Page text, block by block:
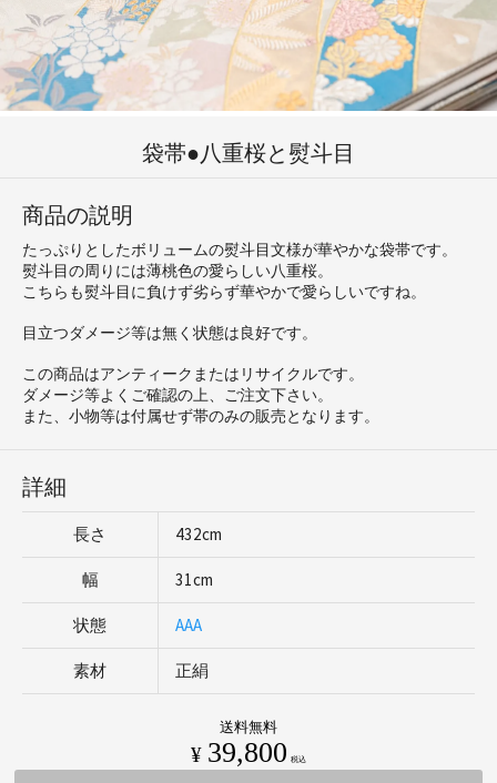
袋帯●八重桜と熨斗目
商品の説明
たっぷりとしたボリュームの熨斗目文様が華やかな袋帯です。
熨斗目の周りには薄桃色の愛らしい八重桜。
こちらも熨斗目に負けず劣らず華やかで愛らしいですね。
目立つダメージ等は無く状態は良好です。
この商品はアンティークまたはリサイクルです。
ダメージ等よくご確認の上、ご注文下さい。
また、小物等は付属せず帯のみの販売となります。
詳細
長さ 432cm
幅 31cm
状態 AAA
素材 正絹
送料無料
¥ 39,800 税込